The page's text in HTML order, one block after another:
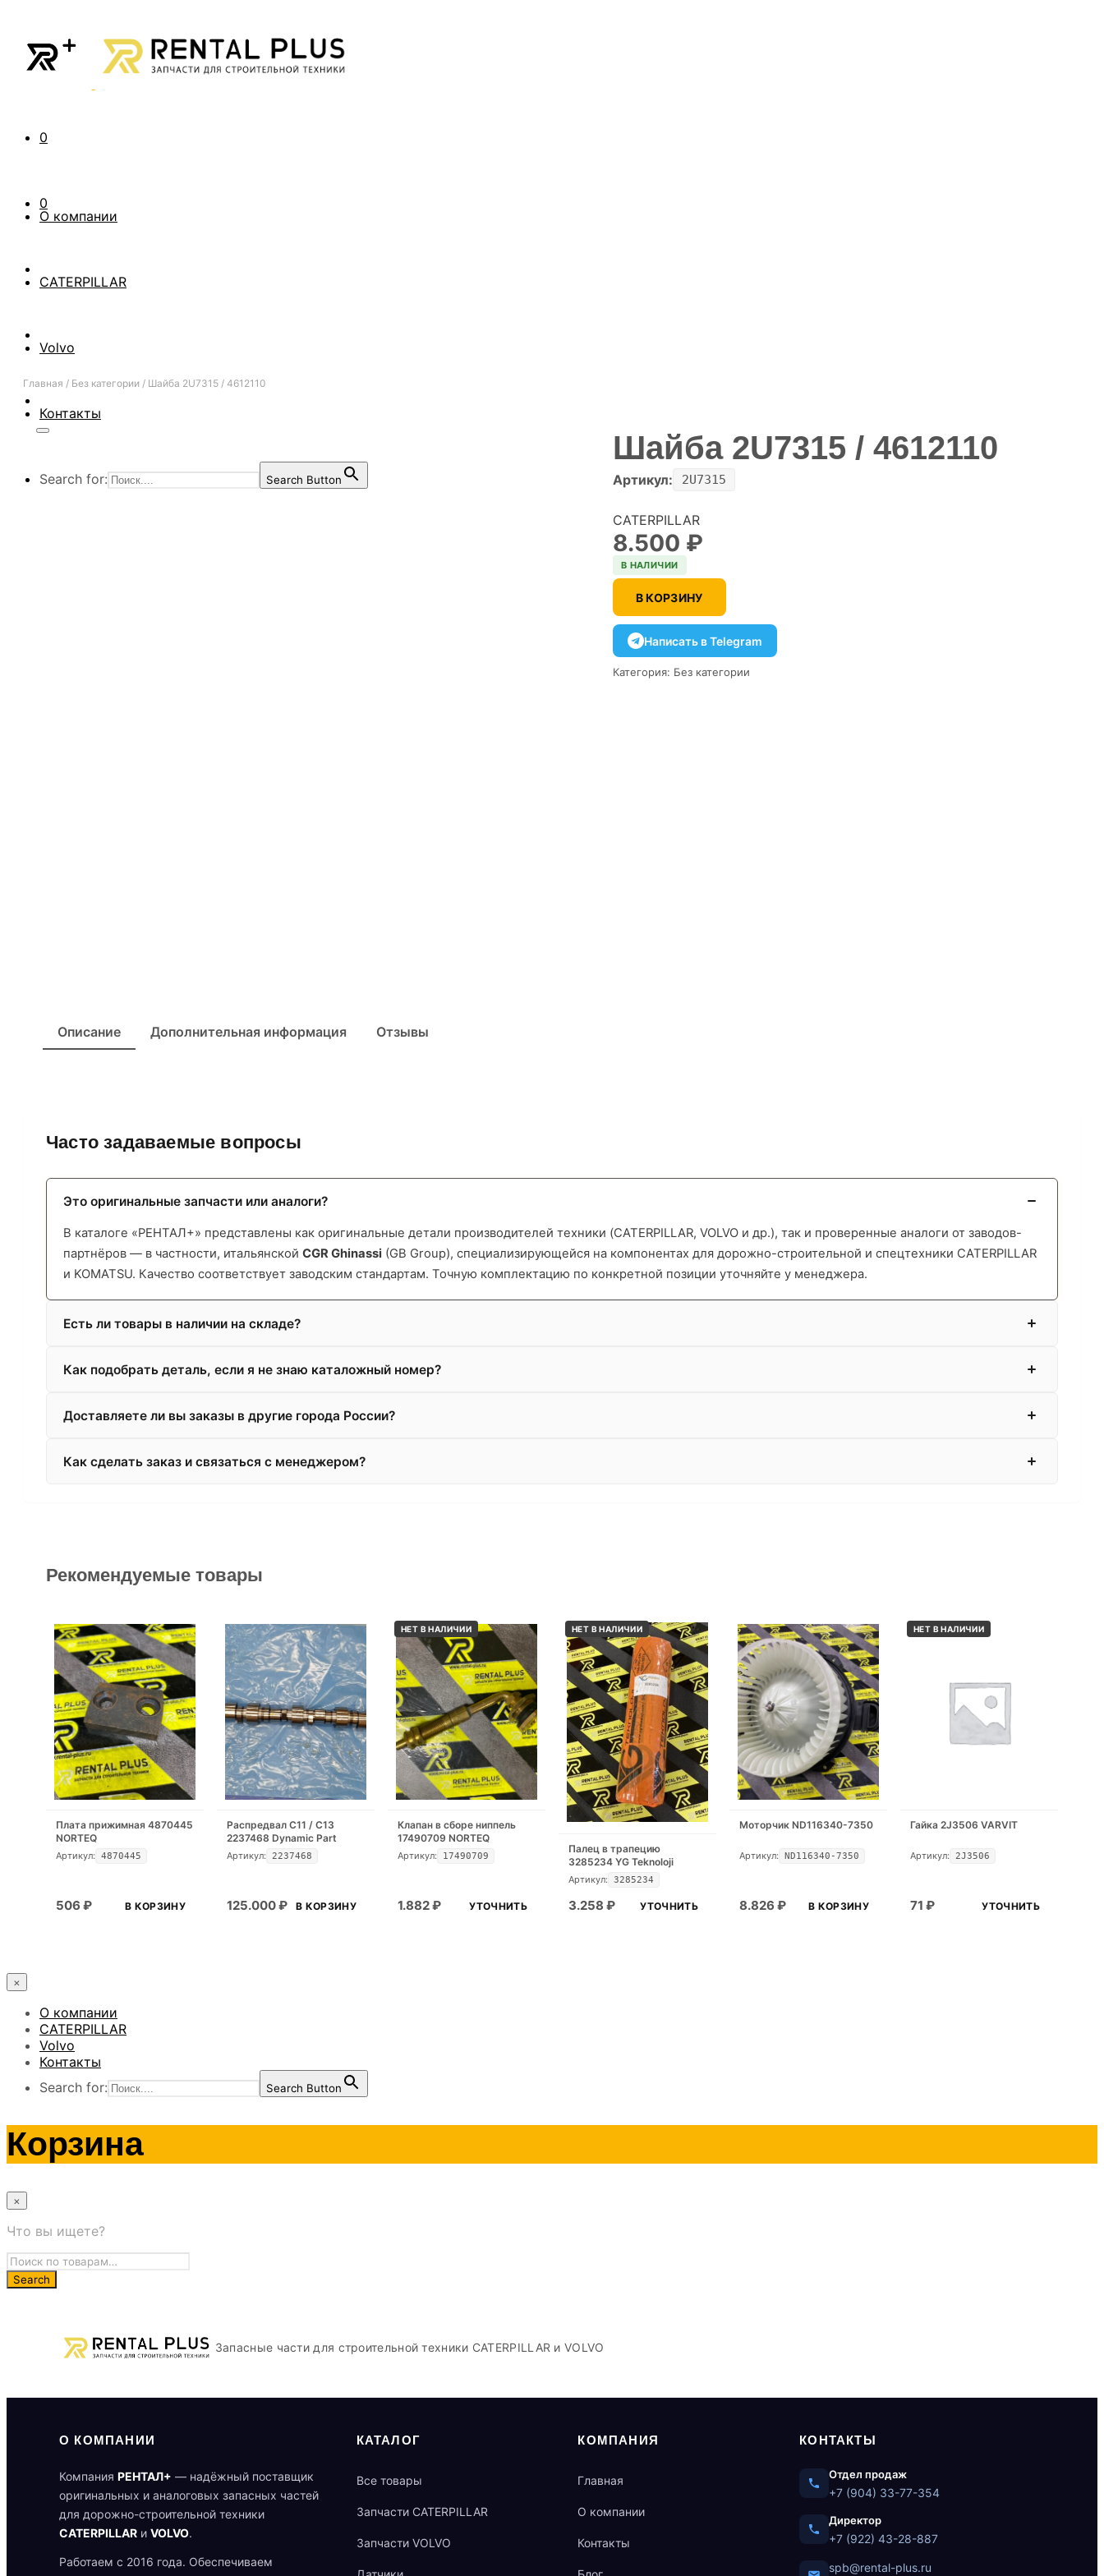
0
0
О компании
CATERPILLAR
Volvo
Контакты
Search for: Search Button
Главная / Без категории / Шайба 2U7315 / 4612110
Шайба 2U7315 / 4612110
Артикул: 2U7315
CATERPILLAR
8.500 ₽
В НАЛИЧИИ
В КОРЗИНУ
Написать в Telegram
Категория: Без категории
Описание Дополнительная информация Отзывы
Часто задаваемые вопросы
Это оригинальные запчасти или аналоги?
В каталоге «РЕНТАЛ+» представлены как оригинальные детали производителей техники (CATERPILLAR, VOLVO и др.), так и проверенные аналоги от заводов-
партнёров — в частности, итальянской CGR Ghinassi (GB Group), специализирующейся на компонентах для дорожно-строительной и спецтехники CATERPILLAR
и KOMATSU. Качество соответствует заводским стандартам. Точную комплектацию по конкретной позиции уточняйте у менеджера.
Есть ли товары в наличии на складе?
Как подобрать деталь, если я не знаю каталожный номер?
Доставляете ли вы заказы в другие города России?
Как сделать заказ и связаться с менеджером?
Рекомендуемые товары
Плата прижимная 4870445
NORTEQ
Артикул: 4870445
506 ₽ В КОРЗИНУ
Распредвал С11 / С13
2237468 Dynamic Part
Артикул: 2237468
125.000₽ В КОРЗИНУ
НЕТ В НАЛИЧИИ
Клапан в сборе ниппель
17490709 NORTEQ
Артикул: 17490709
1.882₽ УТОЧНИТЬ
НЕТ В НАЛИЧИИ
Палец в трапецию
3285234 YG Teknoloji
Артикул: 3285234
3.258 ₽ УТОЧНИТЬ
Моторчик ND116340-7350
Артикул: ND116340-7350
8.826 ₽ В КОРЗИНУ
НЕТ В НАЛИЧИИ
Гайка 2J3506 VARVIT
Артикул: 2J3506
71 ₽ УТОЧНИТЬ
×
О компании
CATERPILLAR
Volvo
Контакты
Search for:
Search Button
Корзина
×
Что вы ищете?
Запасные части для строительной техники CATERPILLAR и VOLVO
О КОМПАНИИ
Компания РЕНТАЛ+ — надёжный поставщик
оригинальных и аналоговых запасных частей
для дорожно-строительной техники
CATERPILLAR и VOLVO.
Работаем с 2016 года. Обеспечиваем
КАТАЛОГ
Все товары
Запчасти CATERPILLAR
Запчасти VOLVO
КОМПАНИЯ
Главная
О компании
Контакты
КОНТАКТЫ
Отдел продаж
+7 (904) 33-77-354
Директор
+7 (922) 43-28-887
spb@rental-plus.ru